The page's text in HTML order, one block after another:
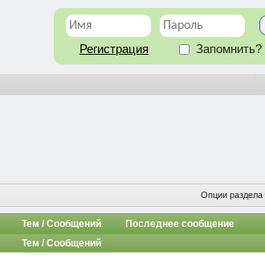
Регистрация Запомнить?
Опции раздела
Тем / Сообщений
Последнее сообщение
Тем / Сообщений